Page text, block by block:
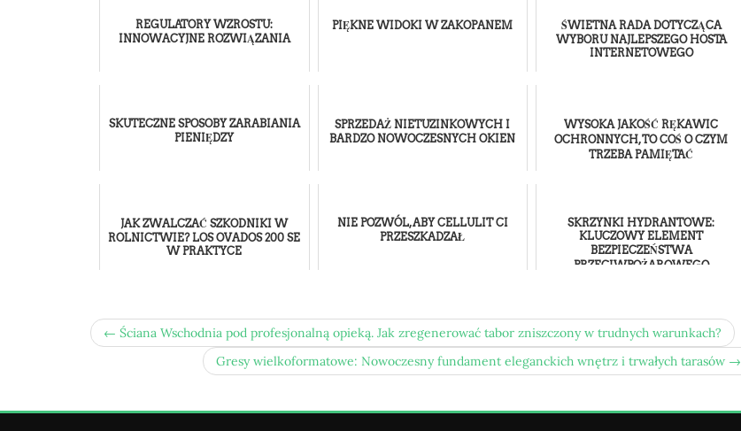
REGULATORY WZROSTU:
INNOWACYJNE ROZWIĄZANIA
PIĘKNE WIDOKI W ZAKOPANEM
ŚWIETNA RADA DOTYCZĄCA
WYBORU NAJLEPSZEGO HOSTA
INTERNETOWEGO
SKUTECZNE SPOSOBY ZARABIANIA
PIENIĘDZY
SPRZEDAŻ NIETUZINKOWYCH I
BARDZO NOWOCZESNYCH OKIEN
WYSOKA JAKOŚĆ RĘKAWIC
OCHRONNYCH, TO COŚ O CZYM
TRZEBA PAMIĘTAĆ
JAK ZWALCZAĆ SZKODNIKI W
ROLNICTWIE? LOS OVADOS 200 SE
W PRAKTYCE
NIE POZWÓL, ABY CELLULIT CI
PRZESZKADZAŁ
SKRZYNKI HYDRANTOWE:
KLUCZOWY ELEMENT
BEZPIECZEŃSTWA
PRZECIWPOŻAROWEGO
← Ściana Wschodnia pod profesjonalną opieką. Jak zregenerować tabor zniszczony w trudnych warunkach?
Gresy wielkoformatowe: Nowoczesny fundament eleganckich wnętrz i trwałych tarasów →